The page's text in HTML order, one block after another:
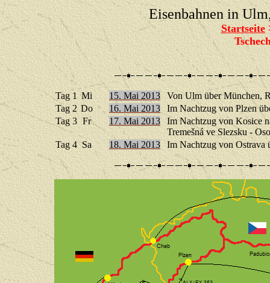
Eisenbahnen in
Startseite
Tag 1 Mi 15. Mai 2013
Von Ulm über München,
Tag 2 Do 16. Mai 2013
Im Nachtzug von Plzen
Tag 3 Fr 17. Mai 2013
Im Nachtzug von Kosice
Tremešná ve Slezsku -
Tag 4 Sa 18. Mai 2013 Im Nachtzug von Ostrava